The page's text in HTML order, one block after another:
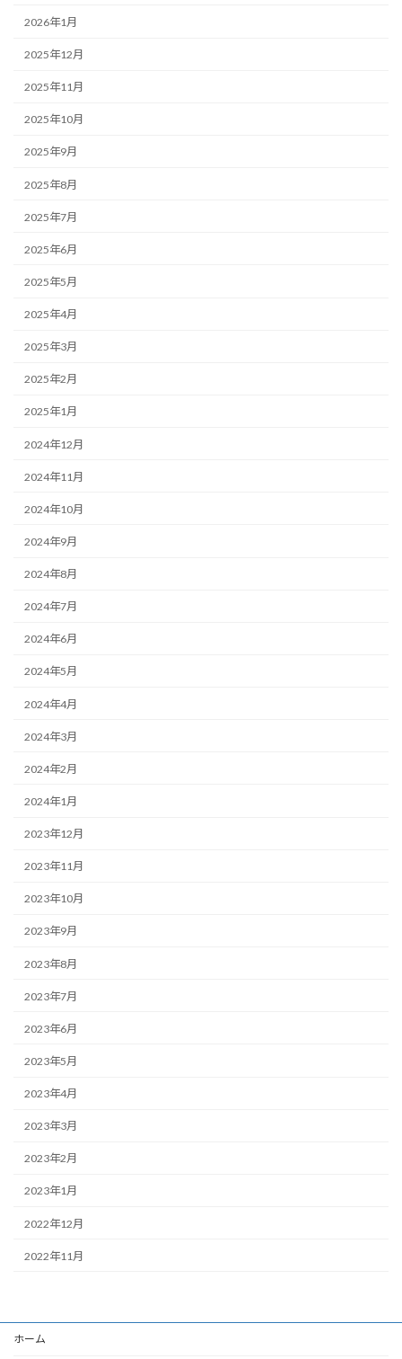
2026年1月
2025年12月
2025年11月
2025年10月
2025年9月
2025年8月
2025年7月
2025年6月
2025年5月
2025年4月
2025年3月
2025年2月
2025年1月
2024年12月
2024年11月
2024年10月
2024年9月
2024年8月
2024年7月
2024年6月
2024年5月
2024年4月
2024年3月
2024年2月
2024年1月
2023年12月
2023年11月
2023年10月
2023年9月
2023年8月
2023年7月
2023年6月
2023年5月
2023年4月
2023年3月
2023年2月
2023年1月
2022年12月
2022年11月
ホーム